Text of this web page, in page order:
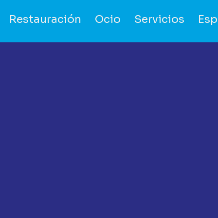
Restauración Ocio Servicios